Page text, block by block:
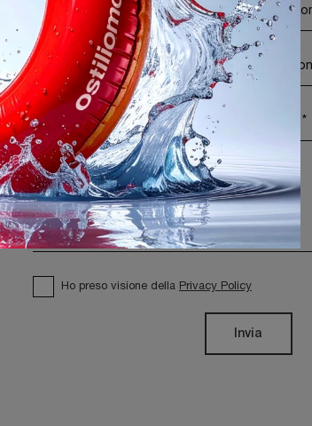
Ho preso visione della Privacy Policy
Invia